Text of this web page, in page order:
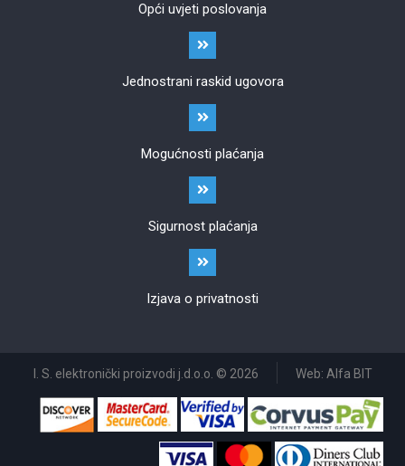
Opći uvjeti poslovanja
Jednostrani raskid ugovora
Mogućnosti plaćanja
Sigurnost plaćanja
Izjava o privatnosti
I. S. elektronički proizvodi j.d.o.o. © 2026 Web: Alfa BIT